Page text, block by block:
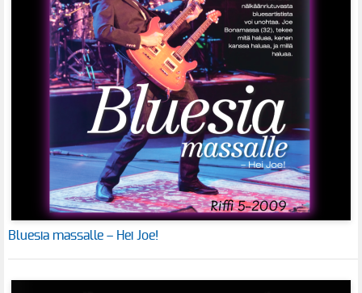
Bluesia massalle – Hei Joe!